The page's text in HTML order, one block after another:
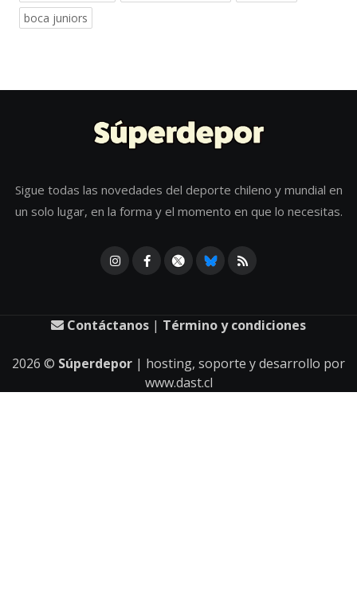
boca juniors
Sigue todas las novedades del deporte chileno y mundial en
un solo lugar, en la forma y el momento en que lo necesitas.
Contáctanos | Término y condiciones
2026 © Súperdepor | hosting, soporte y desarrollo por
www.dast.cl